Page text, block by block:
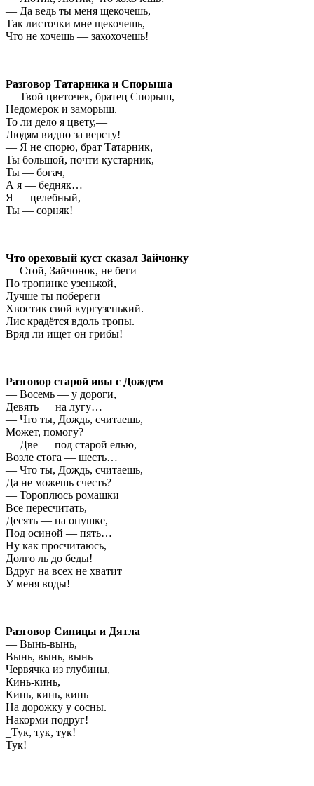
— Да ведь ты меня щекочешь,
Так листочки мне щекочешь,
Что не хочешь — захохочешь!
Разговор Татарника и Спорыша
— Твой цветочек, братец Спорыш,—
Недомерок и заморыш.
То ли дело я цвету,—
Людям видно за версту!
— Я не спорю, брат Татарник,
Ты большой, почти кустарник,
Ты — богач,
А я — бедняк…
Я — целебный,
Ты — сорняк!
Что ореховый куст сказал Зайчонку
— Стой, Зайчонок, не беги
По тропинке узенькой,
Лучше ты побереги
Хвостик свой кургузенький.
Лис крадётся вдоль тропы.
Вряд ли ищет он грибы!
Разговор старой ивы с Дождем
— Восемь — у дороги,
Девять — на лугу…
— Что ты, Дождь, считаешь,
Может, помогу?
— Две — под старой елью,
Возле стога — шесть…
— Что ты, Дождь, считаешь,
Да не можешь счесть?
— Тороплюсь ромашки
Все пересчитать,
Десять — на опушке,
Под осиной — пять…
Ну как просчитаюсь,
Долго ль до беды!
Вдруг на всех не хватит
У меня воды!
Разговор Синицы и Дятла
— Вынь-вынь,
Вынь, вынь, вынь
Червячка из глубины,
Кинь-кинь,
Кинь, кинь, кинь
На дорожку у сосны.
Накорми подруг!
_Тук, тук, тук!
Тук!